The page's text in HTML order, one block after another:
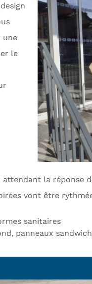
une
le
la réponse
vont être
sanitaires
panneaux